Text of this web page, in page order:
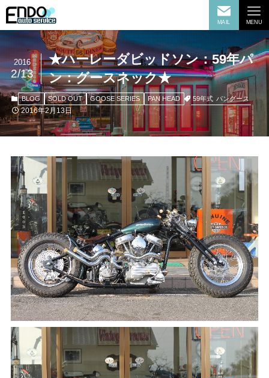
MAIL MENU
★ハーレーダビッドソン：59年パ
ン：グースネック★
2016
2/13
BLOG SOLD OUT GOOSE SERIES PAN HEAD 59年式 パングース
2016年2月13日